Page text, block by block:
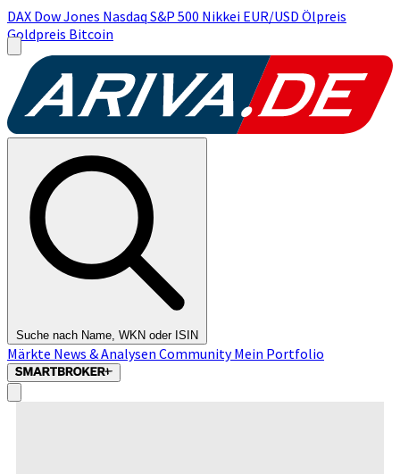
DAX Dow Jones Nasdaq S&P 500 Nikkei EUR/USD Ölpreis
Goldpreis Bitcoin
Suche nach Name, WKN oder ISIN
Märkte News & Analysen CommunityMein Portfolio